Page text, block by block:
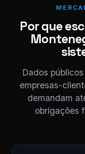
Por que
Dados
empresas-
demandam
obrigações